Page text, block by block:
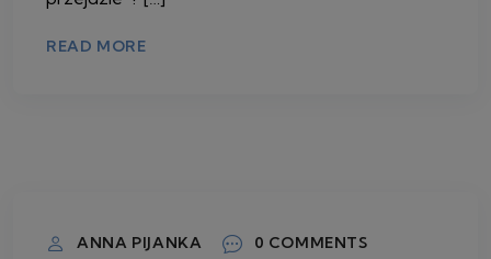
READ MORE
ANNA PIJANKA
0 COMMENTS